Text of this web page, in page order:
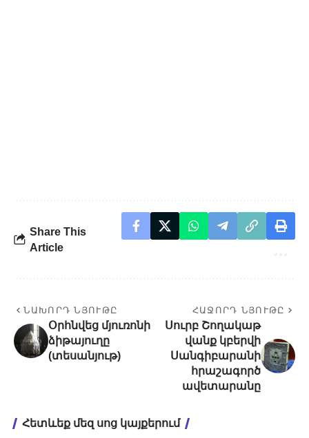
Share This
Article
ՆԱԽՈՐԴ ՆՅՈՒԹԸ
Օրհնվեց մյուռոնի
ձիթայուղը
(տեսանյութ)
ՀԱՋՈՐԴ ՆՅՈՒԹԸ
Սուրբ Շողակաթ
վանք կբերվի
Սանգիբարանի
հրաշագործ
ավետարանը
Հետևեք մեզ սոց կայքերում